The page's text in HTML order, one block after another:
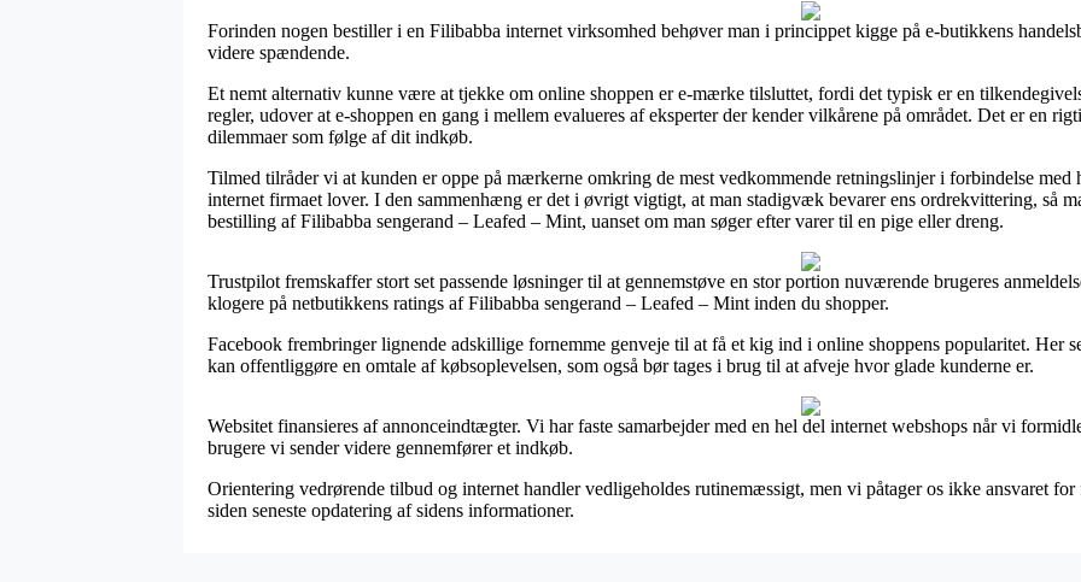
Forinden nogen bestiller i en Filibabba internet virksomhed behøver man i princippet kigge på e-butikkens
videre spændende.
Et nemt alternativ kunne være at tjekke om online shoppen er e-mærke tilsluttet, fordi det typisk er en
regler, udover at e-shoppen en gang i mellem evalueres af eksperter der kender vilkårene på området. Det er en
dilemmaer som følge af dit indkøb.
Tilmed tilråder vi at kunden er oppe på mærkerne omkring de mest vedkommende retningslinjer i forbindelse
internet firmaet lover. I den sammenhæng er det i øvrigt vigtigt, at man stadigvæk bevarer ens ordrekvittering, så
bestilling af Filibabba sengerand – Leafed – Mint, uanset om man søger efter varer til en pige eller dreng.
Trustpilot fremskaffer stort set passende løsninger til at gennemstøve en stor portion nuværende brugeres
klogere på netbutikkens ratings af Filibabba sengerand – Leafed – Mint inden du shopper.
Facebook frembringer lignende adskillige fornemme genveje til at få et kig ind i online shoppens popularitet.
kan offentliggøre en omtale af købsoplevelsen, som også bør tages i brug til at afveje hvor glade kunderne er.
Websitet finansieres af annonceindtægter. Vi har faste samarbejder med en hel del internet webshops når vi
brugere vi sender videre gennemfører et indkøb.
Orientering vedrørende tilbud og internet handler vedligeholdes rutinemæssigt, men vi påtager os ikke ansvaret
siden seneste opdatering af sidens informationer.